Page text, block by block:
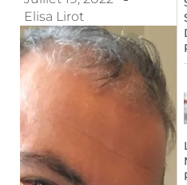
Elisa Lirot